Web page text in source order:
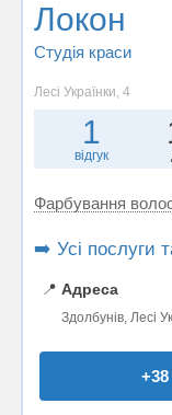
Локон
Студія краси
Лесі Українки, 4
1
відгук
Фарбування
➡️ Усі послуги
📍 Адреса
Здолбунів, Лесі
+38